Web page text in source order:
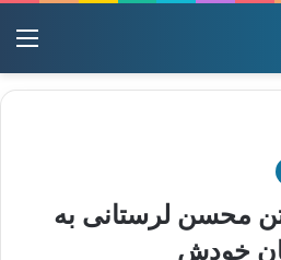
محسن لرستانی به